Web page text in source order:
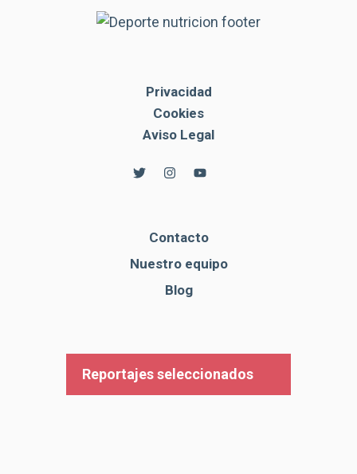
Privacidad
Cookies
Aviso Legal
Contacto
Nuestro equipo
Blog
Reportajes seleccionados